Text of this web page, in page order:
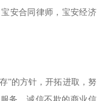
安合同律师，宝安经济
”的方针，开拓进取，努
务，诚信不欺的商业信